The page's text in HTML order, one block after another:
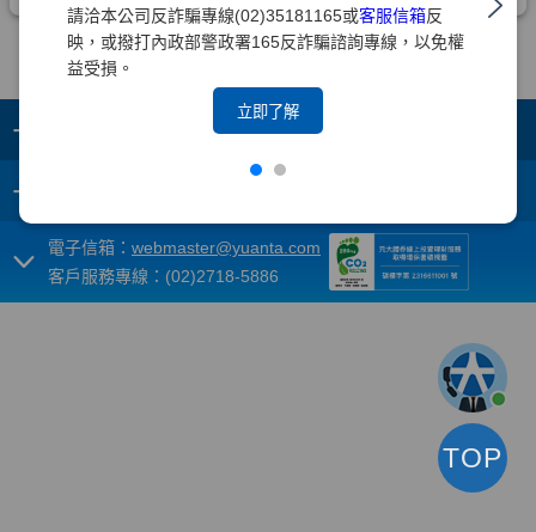
請洽本公司反詐騙專線(02)35181165或客服信箱反
映，或撥打內政部警政署165反詐騙諮詢專線，以免權
益受損。
立即了解
+
+
電子信箱： webmaster@yuanta.com
客戶服務專線：(02)2718-5886
TOP